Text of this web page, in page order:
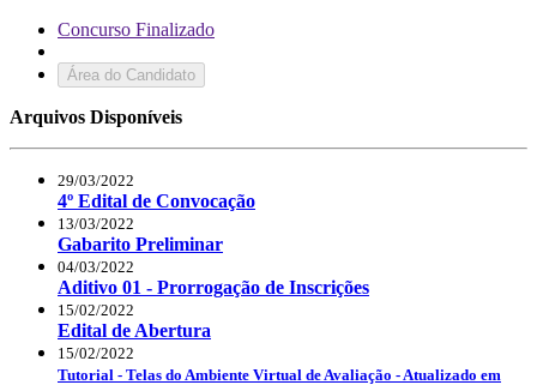
Concurso Finalizado
Área do Candidato
Arquivos Disponíveis
29/03/2022
4º Edital de Convocação
13/03/2022
Gabarito Preliminar
04/03/2022
Aditivo 01 - Prorrogação de Inscrições
15/02/2022
Edital de Abertura
15/02/2022
Tutorial - Telas do Ambiente Virtual de Avaliação - Atualizado em